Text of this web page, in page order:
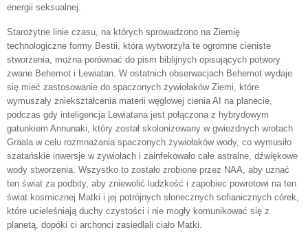
energii seksualnej.
Starożytne linie czasu, na których sprowadzono na Ziemię
technologiczne formy Bestii, która wytworzyła te ogromne cieniste
stworzenia, można porównać do pism biblijnych opisujących potwory
zwane Behemot i Lewiatan. W ostatnich obserwacjach Behemot wydaje
się mieć zastosowanie do spaczonych żywiołaków Ziemi, które
wymuszały zniekształcenia materii węglowej cienia AI na planecie,
podczas gdy inteligencja Lewiatana jest połączona z hybrydowym
gatunkiem Annunaki, który został skolonizowany w gwiezdnych wrotach
Graala w celu rozmnażania spaczonych żywiołaków wody, co wymusiło
szatańskie inwersje w żywiołach i zainfekowało całe astralne, dźwiękowe
wody stworzenia. Wszystko to zostało zrobione przez NAA, aby uznać
ten świat za podbity, aby zniewolić ludzkość i zapobiec powrotowi na ten
świat kosmicznej Matki i jej potrójnych słonecznych sofianicznych córek,
które ucieleśniają duchy czystości i nie mogły komunikować się z
planetą, dopóki ci archonci zasiedlali ciało Matki.